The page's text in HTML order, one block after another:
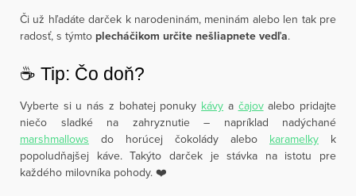
Či už hľadáte darček k narodeninám, meninám alebo len tak pre
radosť, s týmto plecháčikom určite nešliapnete vedľa.
☕️ Tip: Čo doň?
Vyberte si u nás z bohatej ponuky kávy a čajovalebo pridajte
niečo sladké na zahryznutie – napríklad nadýchané
marshmallows do horúcej čokolády alebo karamelky k
popoludňajšej káve. Takýto darček je stávka na istotu pre
každého milovníka pohody. ❤️